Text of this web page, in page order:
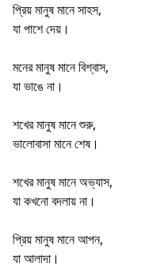
প্রিয় মানুষ মানে সাহস,
যা পাশে দেয়।
মনের মানুষ মানে বিশ্বাস,
যা ভাঙে না।
শখের মানুষ মানে শুরু,
ভালোবাসা মানে শেষ।
শখের মানুষ মানে অভ্যাস,
যা কখনো বদলায় না।
প্রিয় মানুষ মানে আপন,
যা আলাদা।